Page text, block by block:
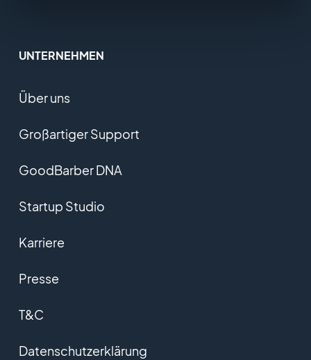
UNTERNEHMEN
Über uns
Großartiger Support
GoodBarber DNA
Startup Studio
Karriere
Presse
T&C
Datenschutzerklärung